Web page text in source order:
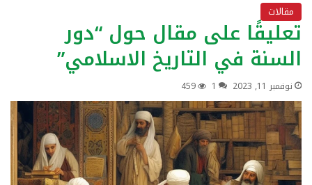
مقالات
تعليقًا على مقال حول “دور
السنة في التاريخ الاسلامي”
نوفمبر 11, 2023 1
459